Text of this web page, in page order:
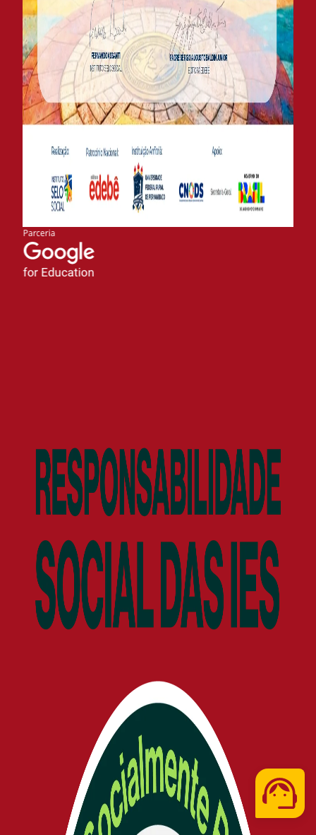
Telefone
WhatsApp